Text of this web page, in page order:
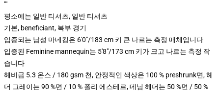
""
평소에는 일반 티셔츠, 일반 티셔츠
기본, beneficiant, 복부 경기
입증되는 남성 마네킹은 6'0"/183 cm 키 큰 나르는 측정 매체입니다
입증된 Feminine mannequin는 5'8"/173 cm 키가 크고 나르는 측정 작
습니다
헤비급 5.3 온스 / 180 gsm 천, 안정적인 색상은 100 % preshrunk면, 헤
더 그레이는 90 %면 / 10 % 폴리 에스테르, 데님 헤더는 50 %면 / 50 %